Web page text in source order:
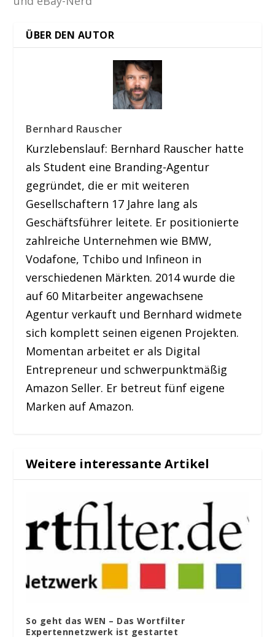
ÜBER DEN AUTOR
Bernhard Rauscher
Kurzlebenslauf: Bernhard Rauscher hatte
als Student eine Branding-Agentur
gegründet, die er mit weiteren
Gesellschaftern 17 Jahre lang als
Geschäftsführer leitete. Er positionierte
zahlreiche Unternehmen wie BMW,
Vodafone, Tchibo und Infineon in
verschiedenen Märkten. 2014 wurde die
auf 60 Mitarbeiter angewachsene
Agentur verkauft und Bernhard widmete
sich komplett seinen eigenen Projekten.
Momentan arbeitet er als Digital
Entrepreneur und schwerpunktmäßig
Amazon Seller. Er betreut fünf eigene
Marken auf Amazon.
Weitere interessante Artikel
So geht das WEN – Das Wortfilter
Expertennetzwerk ist gestartet